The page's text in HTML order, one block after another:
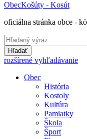
ObecKošúty - Kosút
oficiálna stránka obce -
Hľadať
rozšírené vyhľadávanie
Obec
História
Kostoly
Kultúra
Pamiatky
Škola
Šport